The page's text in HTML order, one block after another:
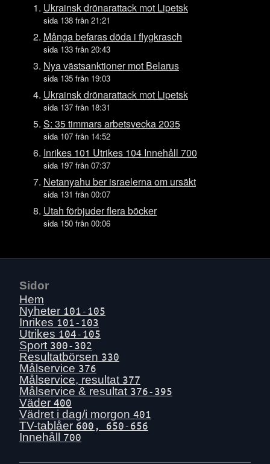
Sön 26 juli
Lör 25 juli
Fre 24 juli
Ons 22 juli
Tis 21 juli
Mån 20 juli
Sön 19 juli
Lör 18 juli
Fre 17 juli
Tors 16 juli
Ons 15 juli
Tis 14 juli
Mån 13 juli
Lör 11 juli
Tors 9 juli
Ons 8 juli
Tis 7 juli
Mån 6 juli
Sön 5 juli
Lör 4 juli
Fre 3 juli
Tors 2 juli
Ons 1 juli
Ukrainsk drönarattack mot Lipetsk
sida 138 från 21:21
Många befaras döda i flygkrasch
sida 133 från 20:43
Nya västsanktioner mot Belarus
sida 135 från 19:03
Ukrainsk drönarattack mot Lipetsk
sida 137 från 18:31
S: 35 timmars arbetsvecka 2035
sida 107 från 14:52
Inrikes 101 Utrikes 104 Innehåll 700
sida 197 från 07:37
Netanyahu ber israelerna om ursäkt
sida 131 från 00:07
Utah förbjuder flera böcker
sida 150 från 00:06
Sidor
Hem
Nyheter 101-105
Inrikes 101-103
Utrikes 104-105
Sport 300-302
Resultatbörsen 330
Målservice 376
Målservice, resultat 377
Målservice & resultat 376-395
Väder 400
Vädret i dag/i morgon 401
TV-tablåer 600, 650-656
Innehåll 700